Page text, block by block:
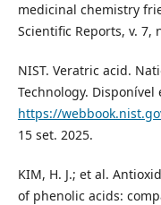
medicinal chemistry
Scientific Reports, v. 7,
NIST. Veratric acid.
Technology. Disponível
https://
15 set. 2025.
KIM, H. J.; et al.
of phenolic acids: